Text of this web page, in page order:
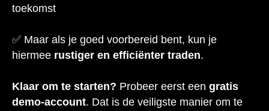
toekomst
✅ Maar als je goed voorbereid bent, kun je
hiermee rustiger en efficiënter traden.
Klaar om te starten? Probeer eerst een gratis
demo-account. Dat is de veiligste manier om te